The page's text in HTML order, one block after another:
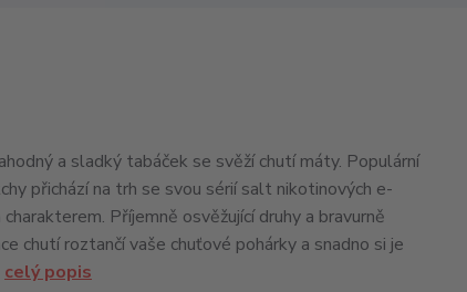
a sladký tabáček se svěží chutí máty. Populární
přichází na trh se svou sérií salt nikotinových e-
Příjemně osvěžující druhy a bravurně
chutí roztančí vaše chuťové pohárky a snadno si je
celý popis